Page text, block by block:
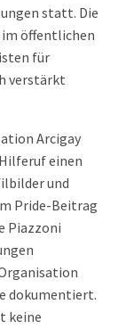
statt. Die
im öffentlichen
für
verstärkt
Arcigay
einen
und
Pride-Beitrag
Piazzoni
dokumentiert.
keine